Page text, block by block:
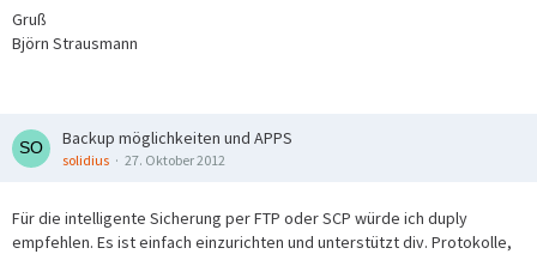
Gruß
Björn Strausmann
Backup möglichkeiten und APPS
solidius 27. Oktober 2012
Für die intelligente Sicherung per FTP oder SCP würde ich duply
empfehlen. Es ist einfach einzurichten und unterstützt div. Protokolle,